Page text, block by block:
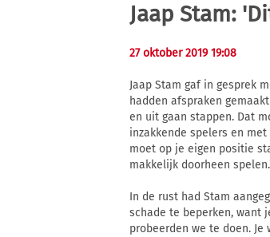
Jaap Stam:
27 oktober 2019 19:08
Jaap Stam gaf in gesprek
hadden afspraken
en uit gaan stappen. Dat
inzakkende spelers en
moet op je eigen positie
makkelijk doorheen
In de rust had Stam
schade te beperken, want
probeerden we te doen.